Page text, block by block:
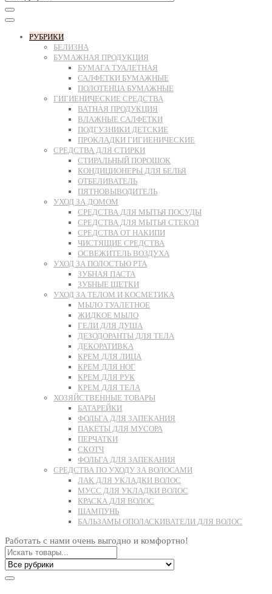
РУБРИКИ
БЕЛИЗНА
БУМАЖНАЯ ПРОДУКЦИЯ
БУМАГА ТУАЛЕТНАЯ
САЛФЕТКИ БУМАЖНЫЕ
ПОЛОТЕНЦА БУМАЖНЫЕ
ГИГИЕНИЧЕСКИЕ СРЕДСТВА
ВАТНАЯ ПРОДУКЦИЯ
ВЛАЖНЫЕ САЛФЕТКИ
ПОДГУЗНИКИ ДЕТСКИЕ
ПРОКЛАДКИ ГИГИЕНИЧЕСКИЕ
СРЕДСТВА ДЛЯ СТИРКИ
СТИРАЛЬНЫЙ ПОРОШОК
КОНДИЦИОНЕРЫ ДЛЯ БЕЛЬЯ
ОТБЕЛИВАТЕЛЬ
ПЯТНОВЫВОДИТЕЛЬ
УХОД ЗА ДОМОМ
СРЕДСТВА ДЛЯ МЫТЬЯ ПОСУДЫ
СРЕДСТВА ДЛЯ МЫТЬЯ СТЕКОЛ
СРЕДСТВА ОТ НАКИПИ
ЧИСТЯЩИЕ СРЕДСТВА
ОСВЕЖИТЕЛЬ ВОЗДУХА
УХОД ЗА ПОЛОСТЬЮ РТА
ЗУБНАЯ ПАСТА
ЗУБНЫЕ ЩЕТКИ
УХОД ЗА ТЕЛОМ И КОСМЕТИКА
МЫЛО ТУАЛЕТНОЕ
ЖИДКОЕ МЫЛО
ГЕЛИ ДЛЯ ДУША
ДЕЗОДОРАНТЫ ДЛЯ ТЕЛА
ДЕКОРАТИВКА
КРЕМ ДЛЯ ЛИЦА
КРЕМ ДЛЯ НОГ
КРЕМ ДЛЯ РУК
КРЕМ ДЛЯ ТЕЛА
ХОЗЯЙСТВЕННЫЕ ТОВАРЫ
БАТАРЕЙКИ
ФОЛЬГА ДЛЯ ЗАПЕКАНИЯ
ПАКЕТЫ ДЛЯ МУСОРА
ПЕРЧАТКИ
СКОТЧ
ФОЛЬГА ДЛЯ ЗАПЕКАНИЯ
СРЕДСТВА ПО УХОДУ ЗА ВОЛОСАМИ
ЛАК ДЛЯ УКЛАДКИ ВОЛОС
МУСС ДЛЯ УКЛАДКИ ВОЛОС
КРАСКА ДЛЯ ВОЛОС
ШАМПУНЬ
БАЛЬЗАМЫ ОПОЛАСКИВАТЕЛИ ДЛЯ ВОЛОС
Работать с нами очень выгодно и комфортно!